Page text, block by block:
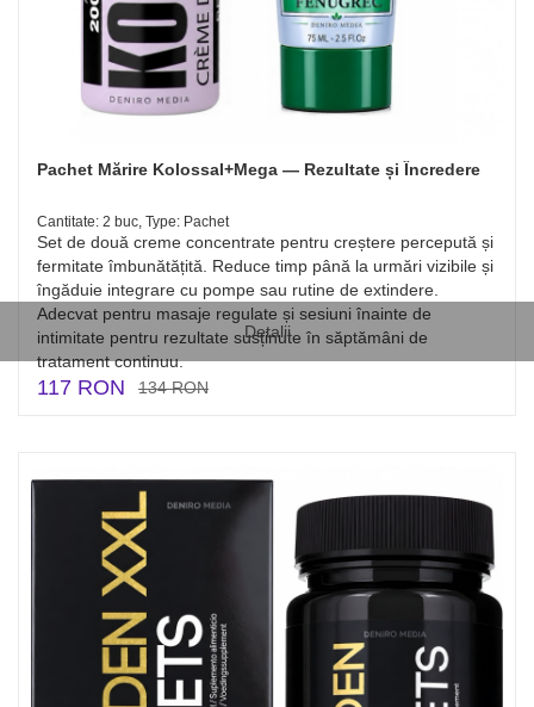
Detalii
Pachet Mărire Kolossal+Mega — Rezultate și Încredere
Cantitate: 2 buc, Type: Pachet
Set de două creme concentrate pentru creștere percepută și
fermitate îmbunătățită. Reduce timp până la urmări vizibile și
îngăduie integrare cu pompe sau rutine de extindere.
Adecvat pentru masaje regulate și sesiuni înainte de
intimitate pentru rezultate susținute în săptămâni de
tratament continuu.
117 RON 134 RON